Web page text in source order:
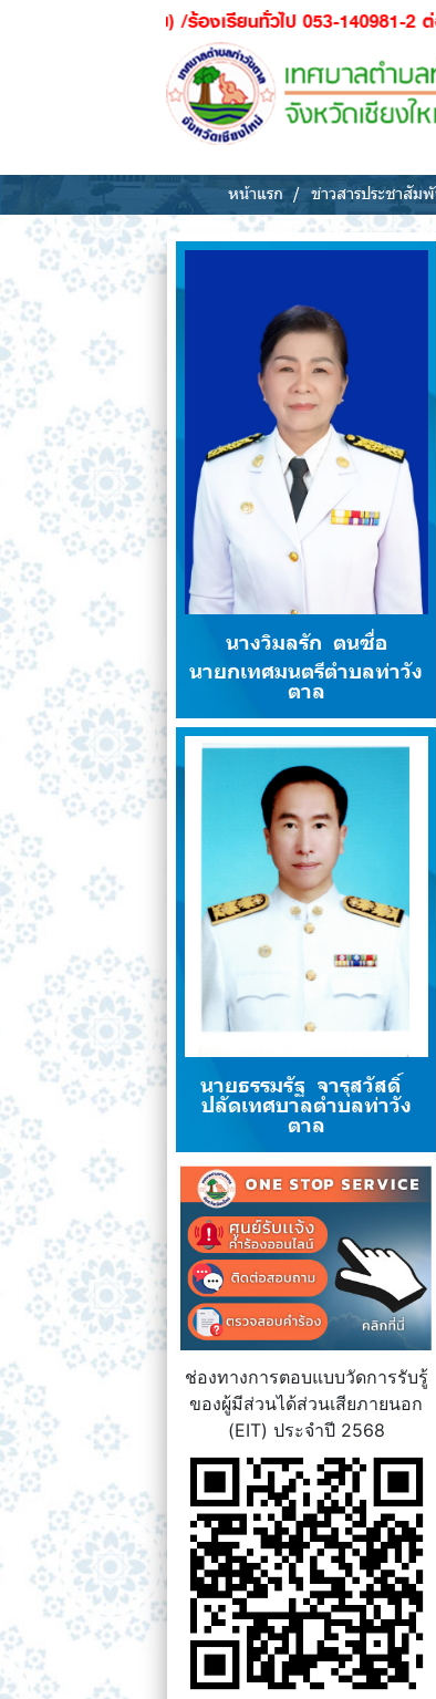
รณภัย) /ร้องเรียนทั่วไป 053-140981-2 ต่อ 100 /
หน้าแรก ข่าวสารประชาสัม
นางวิมลรัก ตนซื่อ
นายกเทศมนตรีตำบลท่าวัง
ตาล
นายธรรมรัฐ จารุสวัสดิ์
ปลัดเทศบาลตำบลท่าวัง
ตาล
ช่องทางการตอบแบบวัดการรับรู้
ของผู้มีส่วนได้ส่วนเสียภายนอก
(EIT) ประจำปี 2568